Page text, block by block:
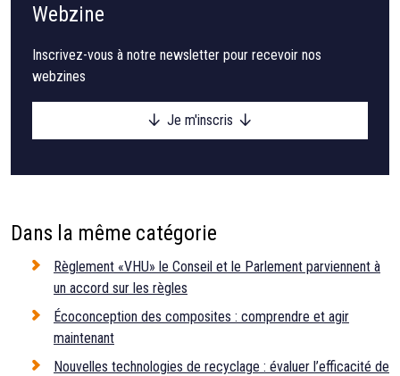
Webzine
Inscrivez-vous à notre newsletter pour recevoir nos
webzines
Je m'inscris
Dans la même catégorie
Règlement «VHU» le Conseil et le Parlement parviennent à
un accord sur les règles
Écoconception des composites : comprendre et agir
maintenant
Nouvelles technologies de recyclage : évaluer l’efficacité de